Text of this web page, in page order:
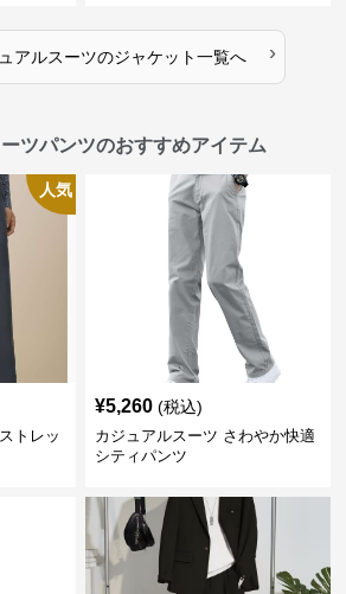
アルスーツのジャケット一覧へ ›
ツパンツのおすすめアイテム
人気
トレッ
¥5,260 (税込)
カジュアルスーツ さわやか快適
シティパンツ